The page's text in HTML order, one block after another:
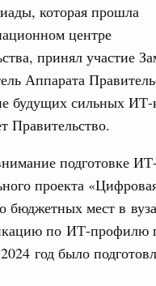
которая прошла
центре
принял участие
Аппарата
будущих сильных ИТ-
Правительство.
подготовке
проекта
бюджетных мест в
по ИТ-профилю
год было
Некоммерческие
Благотворительность
Татьяна Голикова
«Волонтёры-медики» с
Вчера
Городская среда
заседание
лучших